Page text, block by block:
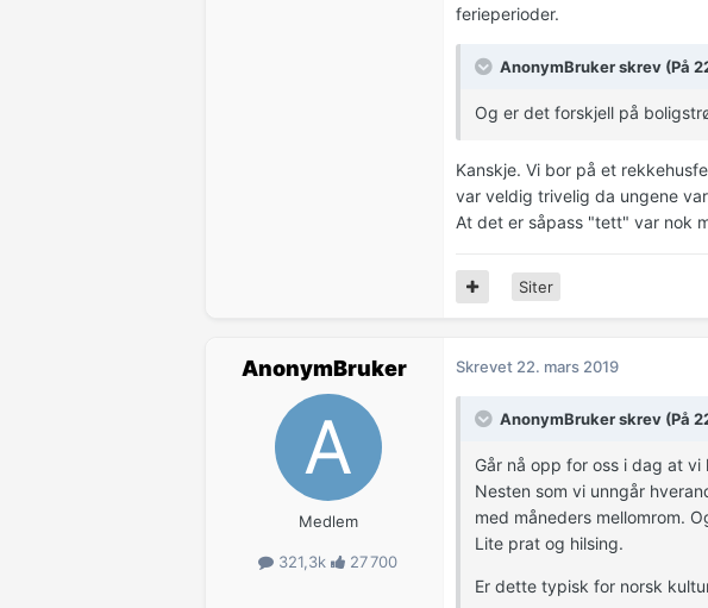
ferieperioder.
AnonymBruker skrev (På
Og er det forskjell på
Kanskje. Vi bor på et
var veldig trivelig da ungene
At det er såpass "tett" var nok
Siter
AnonymBruker
Medlem
321,3k 27 700
Skrevet 22. mars 2019
AnonymBruker skrev (På
Går nå opp for oss i dag at
Nesten som vi unngår
med måneders mellomrom.
Lite prat og hilsing.
Er dette typisk for norsk